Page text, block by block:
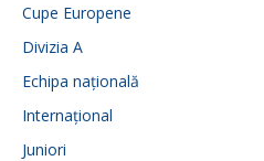
Cupe Europene
Divizia A
Echipa națională
Internațional
Juniori